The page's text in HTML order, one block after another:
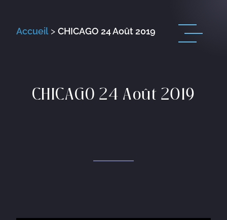
Accueil> CHICAGO 24 Août 2019
CHICAGO 24 Août 2019